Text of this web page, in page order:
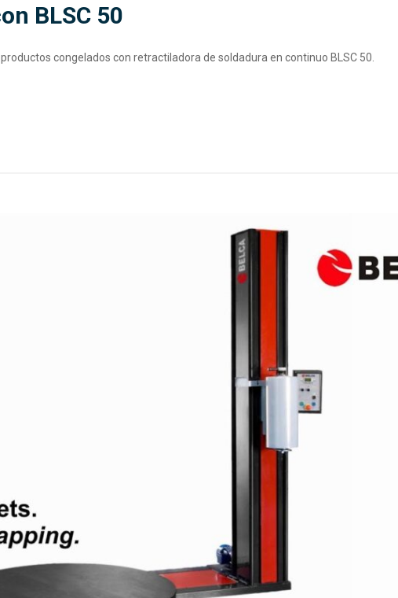
BLSC 50
congelados con retractiladora de soldadura en continuo BLSC 50.